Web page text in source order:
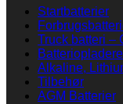
Startbatterier
Truck batteri –
Alkaline,
Tilbehør
AGM Batterier